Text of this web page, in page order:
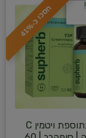
ח
ס
כ
ו
כ
-
4
1
%
אבץ בתוספת ויטמין C